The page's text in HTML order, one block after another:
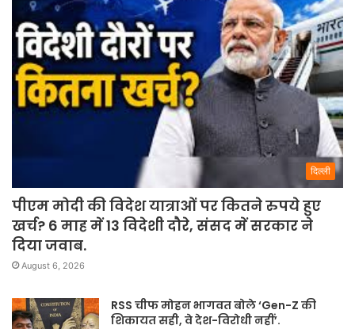
दिल्ली
पीएम मोदी की विदेश यात्राओं पर कितने रुपये हुए
खर्च? 6 माह में 13 विदेशी दौरे, संसद में सरकार ने
दिया जवाब.
August 6, 2026
RSS चीफ मोहन भागवत बोले ‘Gen-Z की
शिकायत सही, वे देश-विरोधी नहीं’.